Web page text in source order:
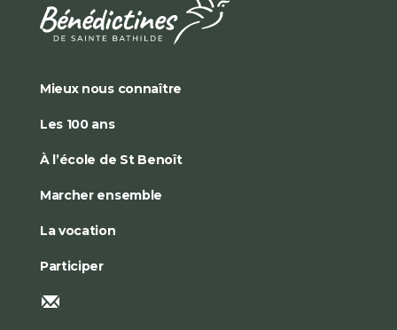
Mieux nous connaître
Les 100 ans
À l’école de St Benoît
Marcher ensemble
La vocation
Participer